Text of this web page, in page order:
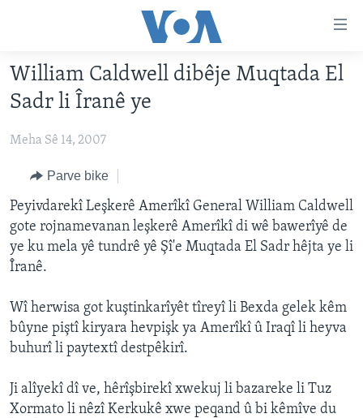
Yekser
here
naveroka
Yekser
serekî
Yekser
here
Lêgerînê
VÎDYO GALERÎ
FOTO GALERÎ
RADYO
HEVPEYVÎN
HERÊMÊN KURDAN
AMERÎKA
TIRKÎYE
SÛRÎYE
ÎRAQ
ROJHILATA NAVÎN
CÎHAN
ÇAND Û HUNER
SERNIVÎS
William Caldwell dibêje Muqtada El
Sadr li Îranê ye
Meha Sê 14, 2007
Parve bike
Peyivdarekî Leşkerê Amerîkî General William Caldwell
gote rojnamevanan leşkerê Amerîkî di wê bawerîyê de
ye ku mela yê tundrê yê Şî'e Muqtada El Sadr hêjta ye li
Îranê.
Wî herwisa got kuştinkarîyêt tîreyî li Bexda gelek kêm
bûyne piştî kiryara hevpişk ya Amerîkî û Iraqî li heyva
buhurî li paytextî destpêkirî.
Ji alîyekî dî ve, hêrîşbirekî xwekuj li bazareke li Tuz
Xormato li nêzî Kerkukê xwe peqand û bi kêmîve du